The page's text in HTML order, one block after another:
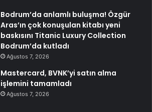
Bodrum’da anlamlı buluşma! Özgür
Aras’ın çok konuşulan kitabı yeni
baskısını Titanic Luxury Collection
Bodrum’da kutladı
Ağustos 7, 2026
Mastercard, BVNK’yi satın alma
işlemini tamamladı
Ağustos 7, 2026